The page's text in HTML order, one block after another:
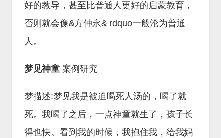
好的教导，甚至比普通人更好的启蒙教育，
否则就会像&方仲永& rdquo一般沦为普通
人。
梦见神童 案例研究
梦描述:梦见我是被迫喝死人汤的，喝了就
死。我喝了之后，一点神童就生了，孩子长
得也快。看到我的时候，我抱住我，给我妈